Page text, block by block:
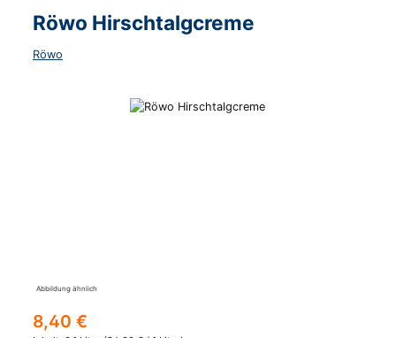
Röwo Hirschtalgcreme
Röwo
Bildergalerie überspringen
Abbildung ähnlich
Regulärer Preis:
8,40 €